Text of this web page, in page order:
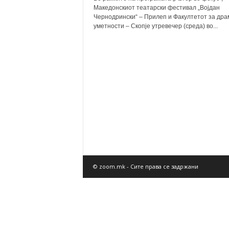
Македонскиот театарски фестивал „Војдан
Чернодрински“ – Прилеп и Факултетот за
уметности – Скопје утревечер (среда) во...
© zoom.mk - Сите права се задржани